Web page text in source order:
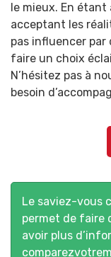
le mieux. En étant
acceptant les
pas influencer par
faire un choix
N’hésitez pas à
besoin
Le saviez-vous
permet de faire
avoir plus